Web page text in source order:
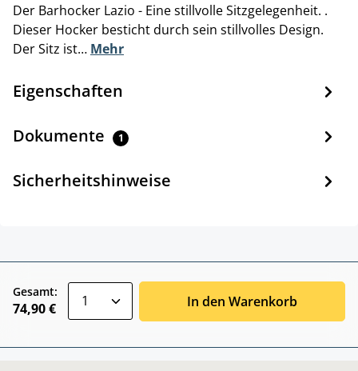
Der Barhocker Lazio - Eine stillvolle Sitzgelegenheit. .
Dieser Hocker besticht durch sein stillvolles Design.
Der Sitz ist… Mehr
Eigenschaften
Dokumente 1
Sicherheitshinweise
Gesamt:
74,90 € In den Warenkorb